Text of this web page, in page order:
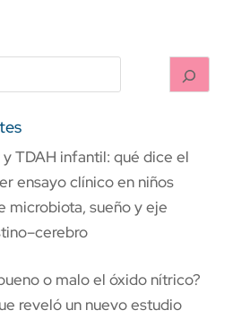
y TDAH infantil: qué dice el
ensayo clínico en niños
microbiota, sueño y eje
o malo el óxido nítrico?
reveló un nuevo estudio